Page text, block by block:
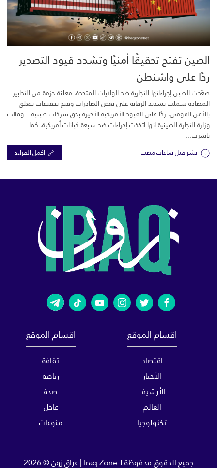
الصين تفتح تحقيقًا أمنيًا وتشدد قيود التصدير
ردًا على واشنطن
صعّدت الصين إجراءاتها التجارية ضد الولايات المتحدة، معلنة حزمة من التدابير
المضادة شملت تشديد الرقابة على بعض الصادرات وفتح تحقيقات تتعلق
بالأمن القومي، ردًا على القيود الأمريكية الأخيرة بحق شركات صينية. وقالت
وزارة التجارة الصينية إنها اتخذت إجراءات ضد سبعة كيانات أمريكية، كما
باشرت...
نشر قبل ساعات مضت اكمل القراءة
اقسام الموقع
اقتصاد
الأخبار
الأرشيف
العالم
تكنولوجيا
اقسام الموقع
ثقافة
رياضة
صحة
عاجل
منوعات
جميع الحقوق محفوظة لـIraq Zone | عراق زون © 2026